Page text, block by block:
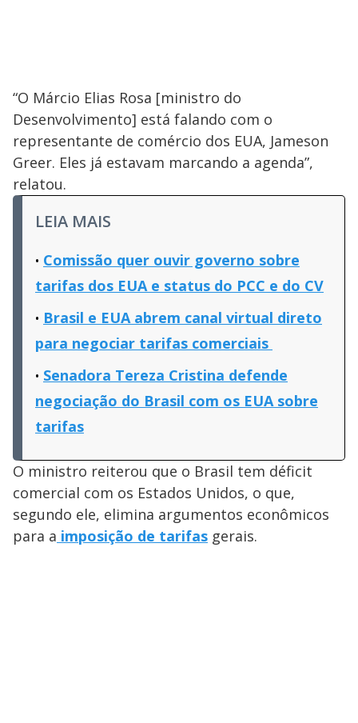
“O Márcio Elias Rosa [ministro do
Desenvolvimento] está falando com o
representante de comércio dos EUA, Jameson
Greer. Eles já estavam marcando a agenda”,
relatou.
LEIA MAIS
Comissão quer ouvir governo sobre
tarifas dos EUA e status do PCC e do CV
Brasil e EUA abrem canal virtual direto
para negociar tarifas comerciais
Senadora Tereza Cristina defende
negociação do Brasil com os EUA sobre
tarifas
O ministro reiterou que o Brasil tem déficit
comercial com os Estados Unidos, o que,
segundo ele, elimina argumentos econômicos
para a imposição de tarifas gerais.